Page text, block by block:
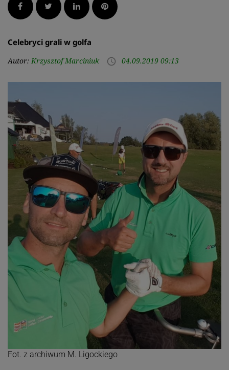
Facebook Twitter LinkedInPinterest
Celebryci grali w golfa
Autor: Krzysztof Marciniuk access_time 04.09.2019 09:13
Fot. z archiwum M. Ligockiego